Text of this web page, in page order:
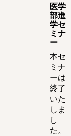
医学
部進
学セ
ミナ
ー
本セ
ミナ
ーは
終了
いた
しま
し
た。